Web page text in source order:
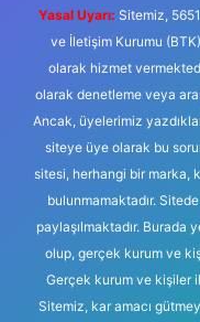
Yasal Uyarı: Sitemiz,
ve İletişim Kurumu
olarak hizmet
olarak denetleme veya
Ancak, üyelerimiz
siteye üye olarak bu
sitesi, herhangi bir marka,
bulunmamaktadır.
paylaşılmaktadır. Burada
olup, gerçek kurum ve
Gerçek kurum ve kişiler
Sitemiz, kar amacı